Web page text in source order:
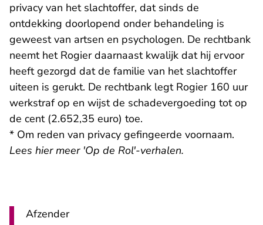
privacy van het slachtoffer, dat sinds de
ontdekking doorlopend onder behandeling is
geweest van artsen en psychologen. De rechtbank
neemt het Rogier daarnaast kwalijk dat hij ervoor
heeft gezorgd dat de familie van het slachtoffer
uiteen is gerukt. De rechtbank legt Rogier 160 uur
werkstraf op en wijst de schadevergoeding tot op
de cent (2.652,35 euro) toe.
* Om reden van privacy gefingeerde voornaam.
Lees hier meer 'Op de Rol'-verhalen.
Afzender